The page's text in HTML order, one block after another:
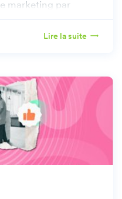
marketing par
Lire la suite